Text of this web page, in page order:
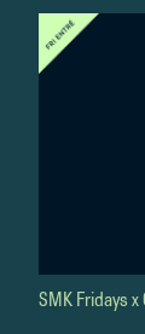
SMK Fridays